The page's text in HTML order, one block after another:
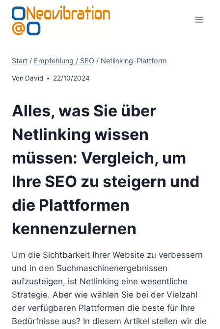
Zum
Inhalt
springen
Start / Empfehlung / SEO / Netlinking-Plattform
Von David 22/10/2024
Alles, was Sie über
Netlinking wissen
müssen: Vergleich, um
Ihre SEO zu steigern und
die Plattformen
kennenzulernen
Um die Sichtbarkeit Ihrer Website zu verbessern
und in den Suchmaschinenergebnissen
aufzusteigen, ist Netlinking eine wesentliche
Strategie. Aber wie wählen Sie bei der Vielzahl
der verfügbaren Plattformen die beste für Ihre
Bedürfnisse aus? In diesem Artikel stellen wir die